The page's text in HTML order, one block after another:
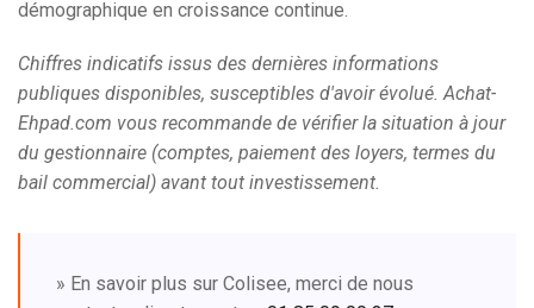
démographique en croissance continue.
Chiffres indicatifs issus des dernières informations
publiques disponibles, susceptibles d'avoir évolué. Achat-
Ehpad.com vous recommande de vérifier la situation à jour
du gestionnaire (comptes, paiement des loyers, termes du
bail commercial) avant tout investissement.
» En savoir plus sur Colisee, merci de nous